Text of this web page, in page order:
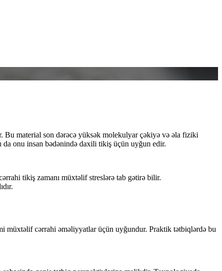
material son dərəcə yüksək molekulyar çəkiyə və əla fiziki
onu insan bədənində daxili tikiş üçün uyğun edir.
tikiş zamanı müxtəlif streslərə tab gətirə bilir.
müxtəlif cərrahi əməliyyatlar üçün uyğundur. Praktik tətbiqlərdə bu